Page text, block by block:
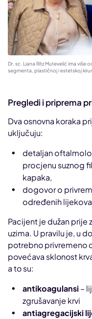
Dr. sc. Liana Ritz Mutevelić ima
segmenta, plastičnoj i estetskoj
Pregledi i priprema
Dva osnovna koraka
uključuju:
detaljan
procjenu suznog
kapaka,
dogovor o
određenih
Pacijent je dužan prije
uzima. U pravilu je, u
potrebno privremeno
povećava sklonost
a to su:
antikoagulansi–
zgrušavanje krvi
antiagregacijski